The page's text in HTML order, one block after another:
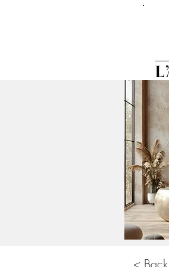
< Back